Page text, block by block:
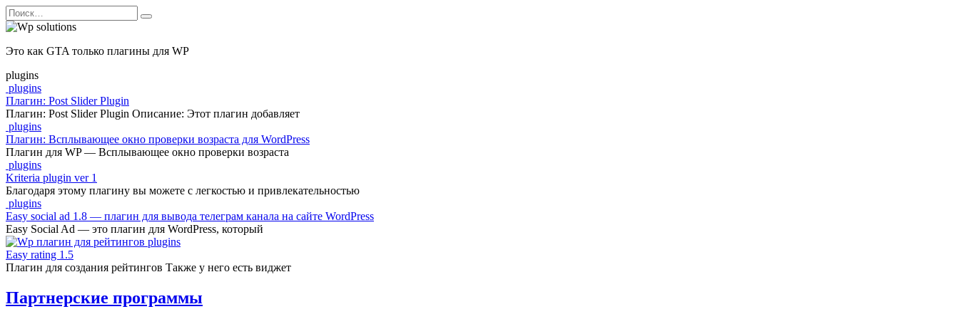
Перейти
к
содержанию
Search
for:
Это как GTA только плагины для WP
plugins
plugins
Плагин: Post Slider Plugin
Плагин: Post Slider Plugin Описание: Этот плагин добавляет
plugins
Плагин: Всплывающее окно проверки возраста для WordPress
Плагин для WP — Всплывающее окно проверки возраста
plugins
Kriteria plugin ver 1
Благодаря этому плагину вы можете с легкостью и привлекательностью
plugins
Easy social ad 1.8 — плагин для вывода телеграм канала на сайте WordPress
Easy Social Ad — это плагин для WordPress, который
plugins
Easy rating 1.5
Плагин для создания рейтингов Также у него есть виджет
Партнерские программы